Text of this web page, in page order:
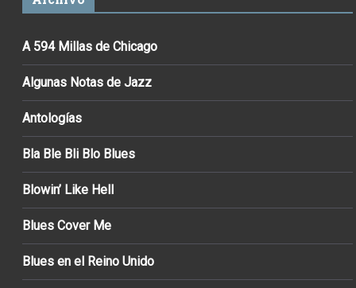
A 594 Millas de Chicago
Algunas Notas de Jazz
Antologías
Bla Ble Bli Blo Blues
Blowin’ Like Hell
Blues Cover Me
Blues en el Reino Unido